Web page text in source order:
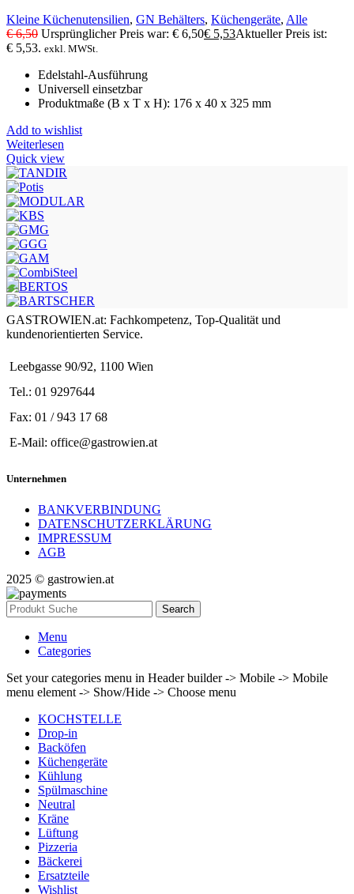
Kleine Küchenutensilien, GN Behälters, Küchengeräte, Alle
€6,50 Ursprünglicher Preis war: € 6,50€ 5,53Aktueller Preis ist:
€ 5,53. exkl. MWSt.
Edelstahl-Ausführung
Universell einsetzbar
Produktmaße (B x T x H): 176 x 40 x 325 mm
Add to wishlist
Weiterlesen
Quick view
GASTROWIEN.at: Fachkompetenz, Top-Qualität und
kundenorientierten Service.
Leebgasse 90/92, 1100 Wien
Tel.: 01 9297644
Fax: 01 / 943 17 68
E-Mail: office@gastrowien.at
Unternehmen
BANKVERBINDUNG
DATENSCHUTZERKLÄRUNG
IMPRESSUM
AGB
2025 © gastrowien.at
Search
Menu
Categories
Set your categories menu in Header builder -> Mobile -> Mobile
menu element -> Show/Hide -> Choose menu
KOCHSTELLE
Drop-in
Backöfen
Küchengeräte
Kühlung
Spülmaschine
Neutral
Kräne
Lüftung
Pizzeria
Bäckerei
Ersatzteile
Wishlist